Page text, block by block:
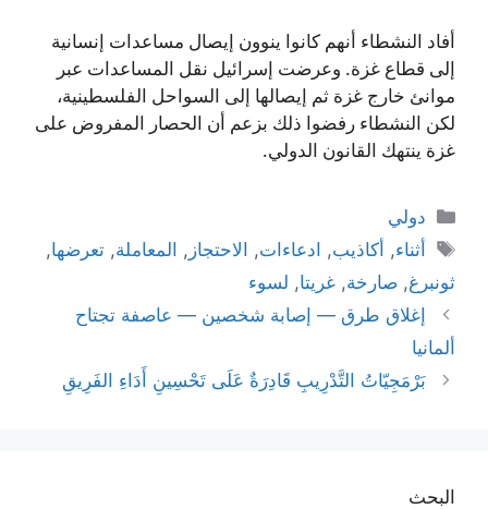
أفاد النشطاء أنهم كانوا ينوون إيصال مساعدات إنسانية
إلى قطاع غزة. وعرضت إسرائيل نقل المساعدات عبر
موانئ خارج غزة ثم إيصالها إلى السواحل الفلسطينية،
لكن النشطاء رفضوا ذلك بزعم أن الحصار المفروض على
غزة ينتهك القانون الدولي.
التصنيفات
دولي
الوسوم
أثناء, أكاذيب, ادعاءات, الاحتجاز , المعاملة,تعرضها,
ثونبرغ, صارخة, غريتا, لسوء
إغلاق طرق — إصابة شخصين — عاصفة تجتاح
ألمانيا
بَرْمَجِيّاتُ التَّدْرِيبِ قَادِرَةٌ عَلَى تَحْسِينِ أَدَاءِ الفَرِيقِ
البحث